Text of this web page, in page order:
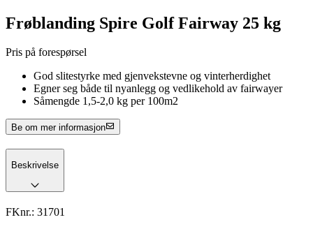
Frøblanding Spire Golf Fairway 25 kg
Pris på forespørsel
God slitestyrke med gjenvekstevne og vinterherdighet
Egner seg både til nyanlegg og vedlikehold av fairwayer
Såmengde 1,5-2,0 kg per 100m2
Be om mer informasjon
Beskrivelse
FKnr.: 31701